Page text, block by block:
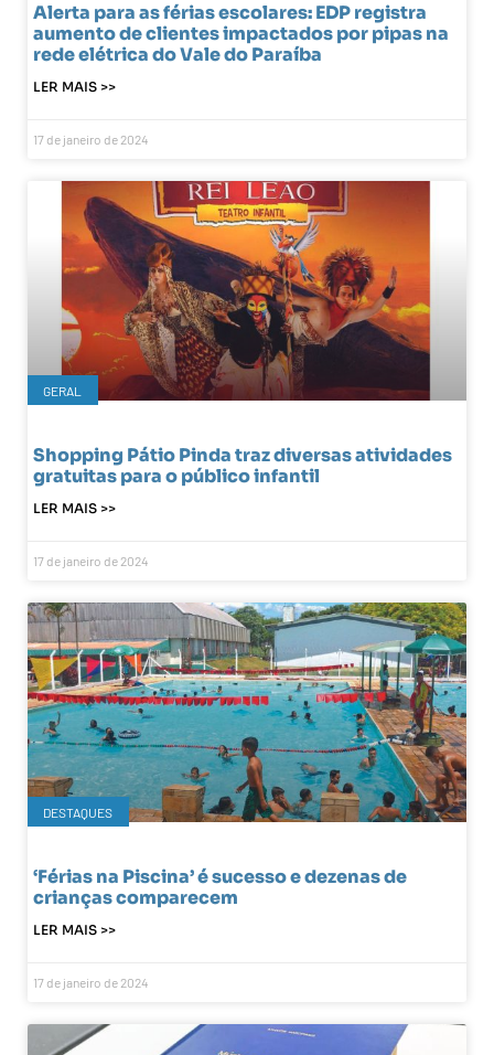
Alerta para as férias escolares: EDP registra
aumento de clientes impactados por pipas na
rede elétrica do Vale do Paraíba
LER MAIS >>
17 de janeiro de 2024
GERAL
Shopping Pátio Pinda traz diversas atividades
gratuitas para o público infantil
LER MAIS >>
17 de janeiro de 2024
DESTAQUES
‘Férias na Piscina’ é sucesso e dezenas de
crianças comparecem
LER MAIS >>
17 de janeiro de 2024